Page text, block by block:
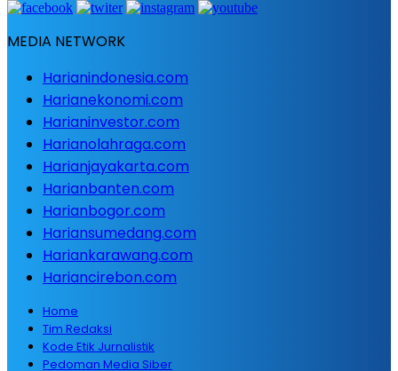
MEDIA NETWORK
Harianindonesia.com
Harianekonomi.com
Harianinvestor.com
Harianolahraga.com
Harianjayakarta.com
Harianbanten.com
Harianbogor.com
Hariansumedang.com
Hariankarawang.com
Hariancirebon.com
Home
Tim Redaksi
Kode Etik Jurnalistik
Pedoman Media Siber